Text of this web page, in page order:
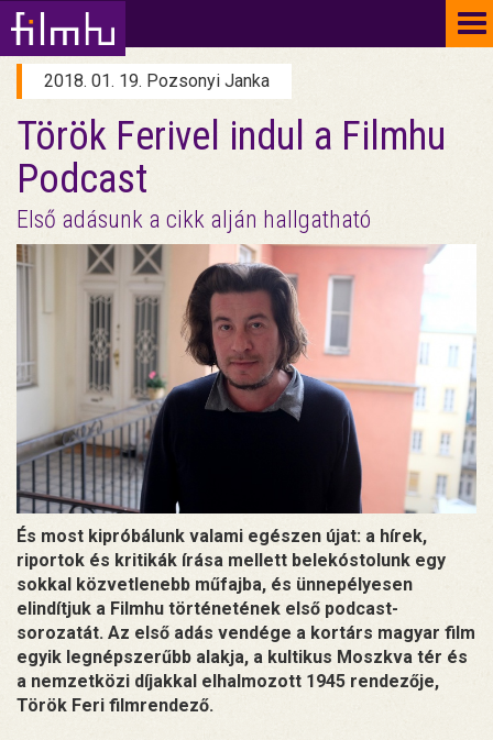
2018. 01. 19. Pozsonyi Janka
Török Ferivel indul a Filmhu
Podcast
Első adásunk a cikk alján hallgatható
És most kipróbálunk valami egészen újat: a hírek,
riportok és kritikák írása mellett belekóstolunk egy
sokkal közvetlenebb műfajba, és ünnepélyesen
elindítjuk a Filmhu történetének első podcast-
sorozatát. Az első adás vendége a kortárs magyar film
egyik legnépszerűbb alakja, a kultikus Moszkva tér és
a nemzetközi díjakkal elhalmozott 1945 rendezője,
Török Feri filmrendező.